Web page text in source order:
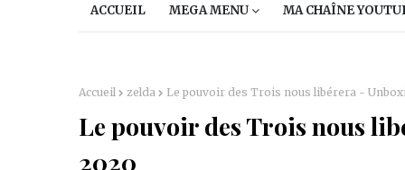
ACCUEIL MEGA MENU MA CHAÎNE
Accueil zelda Le pouvoir des Trois nous libérera -
Le pouvoir des Trois nous
2020